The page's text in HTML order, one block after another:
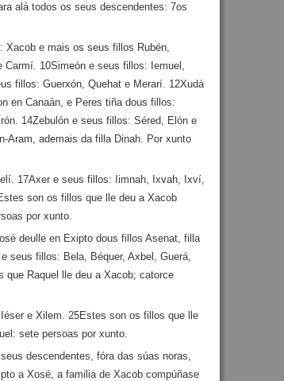
alá todos os seus descendentes: 7os
Xacob e mais os seus fillos Rubén,
10Simeón e seus fillos: Iemuel,
fillos: Guerxón, Quehat e Merarí. 12Xudá
en Canaán, e Peres tiña dous fillos:
14Zebulón e seus fillos: Séred, Elón e
Aram, ademais da filla Dinah. Por xunto
17Axer e seus fillos: Iimnah, Ixvah, Ixví,
son os fillos que lle deu a Xacob
por xunto.
deulle en Exipto dous fillos Asenat, filla
seus fillos: Bela, Béquer, Axbel, Guerá,
que Raquel lle deu a Xacob; catorce
e Xilem. 25Estes son os fillos que lle
sete persoas por xunto.
descendentes, fóra das súas noras,
a Xosé, a familia de Xacob compúñase